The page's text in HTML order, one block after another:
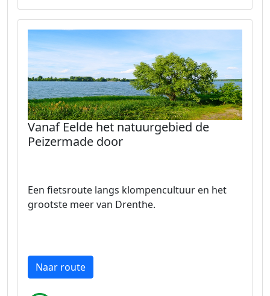
Vanaf Eelde het natuurgebied de
Peizermade door
Een fietsroute langs klompencultuur en het
grootste meer van Drenthe.
Naar route